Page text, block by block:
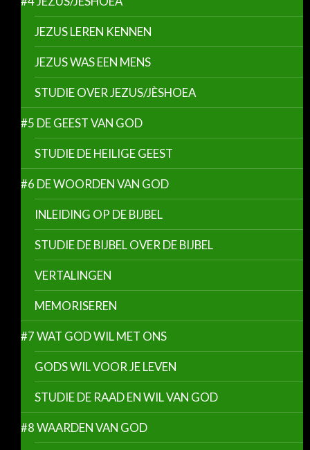
JEZUS LEREN KENNEN
JEZUS WAS EEN MENS
STUDIE OVER JEZUS/JÈSHOEA
#5 DE GEEST VAN GOD
STUDIE DE HEILIGE GEEST
#6 DE WOORDEN VAN GOD
INLEIDING OP DE BIJBEL
STUDIE DE BIJBEL OVER DE BIJBEL
VERTALINGEN
MEMORISEREN
#7 WAT GOD WIL MET ONS
GODS WIL VOOR JE LEVEN
STUDIE DE RAAD EN WIL VAN GOD
#8 WAARDEN VAN GOD